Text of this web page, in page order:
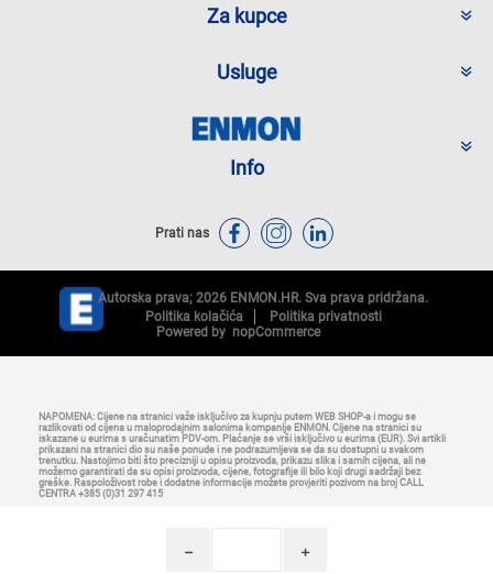
i
h
Za kupce
Usluge
Info
Prati nas
Autorska prava; 2026 ENMON.HR. Sva prava pridržana.
Politika kolačića
Politika privatnosti
Powered by nopCommerce
NAPOMENA: Cijene na stranici važe isključivo za kupnju putem WEB SHOP-a i mogu se
razlikovati od cijena u maloprodajnim salonima kompanije ENMON. Cijene na stranici su
iskazane u eurima s uračunatim PDV-om. Plaćanje se vrši isključivo u eurima (EUR). Svi artikli
prikazani na stranici dio su naše ponude i ne podrazumijeva se da su dostupni u svakom
trenutku. Nastojimo biti što precizniji u opisu proizvoda, prikazu slika i samih cijena, ali ne
možemo garantirati da su opisi proizvoda, cijene, fotografije ili bilo koji drugi sadržaji bez
greške. Raspoloživost robe i dodatne informacije možete provjeriti pozivom na broj CALL
CENTRA +385 (0)31 297 415